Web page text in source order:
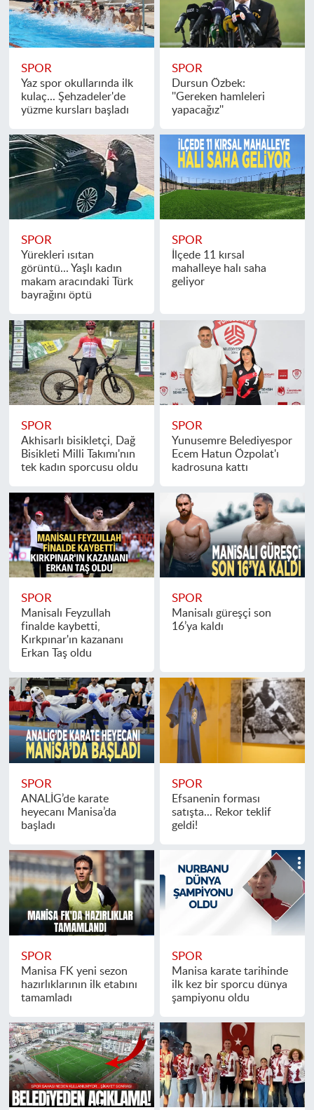
SPOR
Yaz spor okullarında ilk
kulaç... Şehzadeler'de
yüzme kursları başladı
SPOR
Dursun Özbek:
''Gereken hamleleri
yapacağız''
SPOR
Yürekleri ısıtan
görüntü... Yaşlı kadın
makam aracındaki Türk
bayrağını öptü
SPOR
İlçede 11 kırsal
mahalleye halı saha
geliyor
SPOR
Akhisarlı bisikletçi, Dağ
Bisikleti Milli Takımı'nın
tek kadın sporcusu oldu
SPOR
Yunusemre Belediyespor
Ecem Hatun Özpolat'ı
kadrosuna kattı
SPOR
Manisalı Feyzullah
finalde kaybetti,
Kırkpınar'ın kazananı
Erkan Taş oldu
SPOR
Manisalı güreşçi son
16’ya kaldı
SPOR
ANALİG’de karate
heyecanı Manisa’da
başladı
SPOR
Efsanenin forması
satışta... Rekor teklif
geldi!
SPOR
Manisa FK yeni sezon
hazırlıklarının ilk etabını
tamamladı
SPOR
Manisa karate tarihinde
ilk kez bir sporcu dünya
şampiyonu oldu